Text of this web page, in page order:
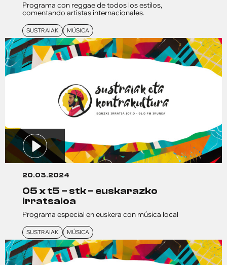
Programa con reggae de todos los estilos,
comentando artistas internacionales.
SUSTRAIAK MÚSICA
20.03.2024
05 x t5 – stk – euskarazko
irratsaioa
Programa especial en euskera con música local
SUSTRAIAK MÚSICA